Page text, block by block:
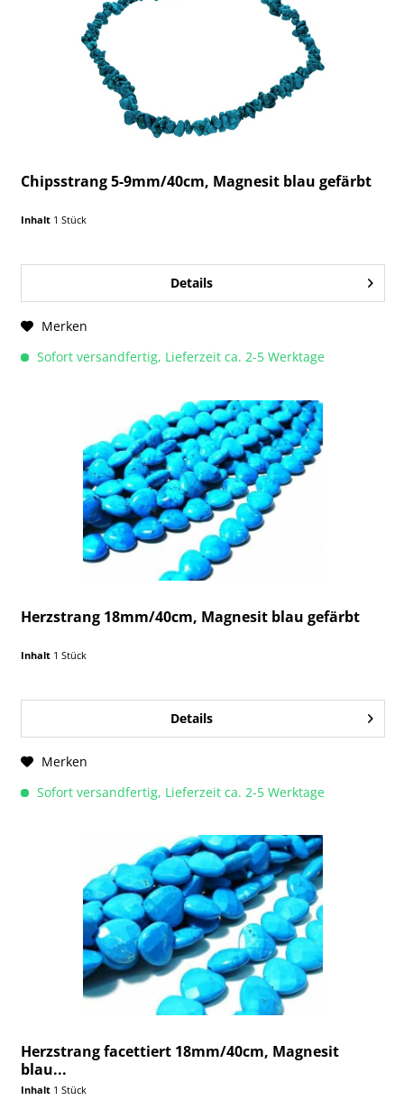
Chipsstrang 5-9mm/40cm, Magnesit blau gefärbt
Inhalt 1 Stück
Details
Merken
Sofort versandfertig, Lieferzeit ca. 2-5 Werktage
Herzstrang 18mm/40cm, Magnesit blau gefärbt
Inhalt 1 Stück
Details
Merken
Sofort versandfertig, Lieferzeit ca. 2-5 Werktage
Herzstrang facettiert 18mm/40cm, Magnesit
blau...
Inhalt 1 Stück